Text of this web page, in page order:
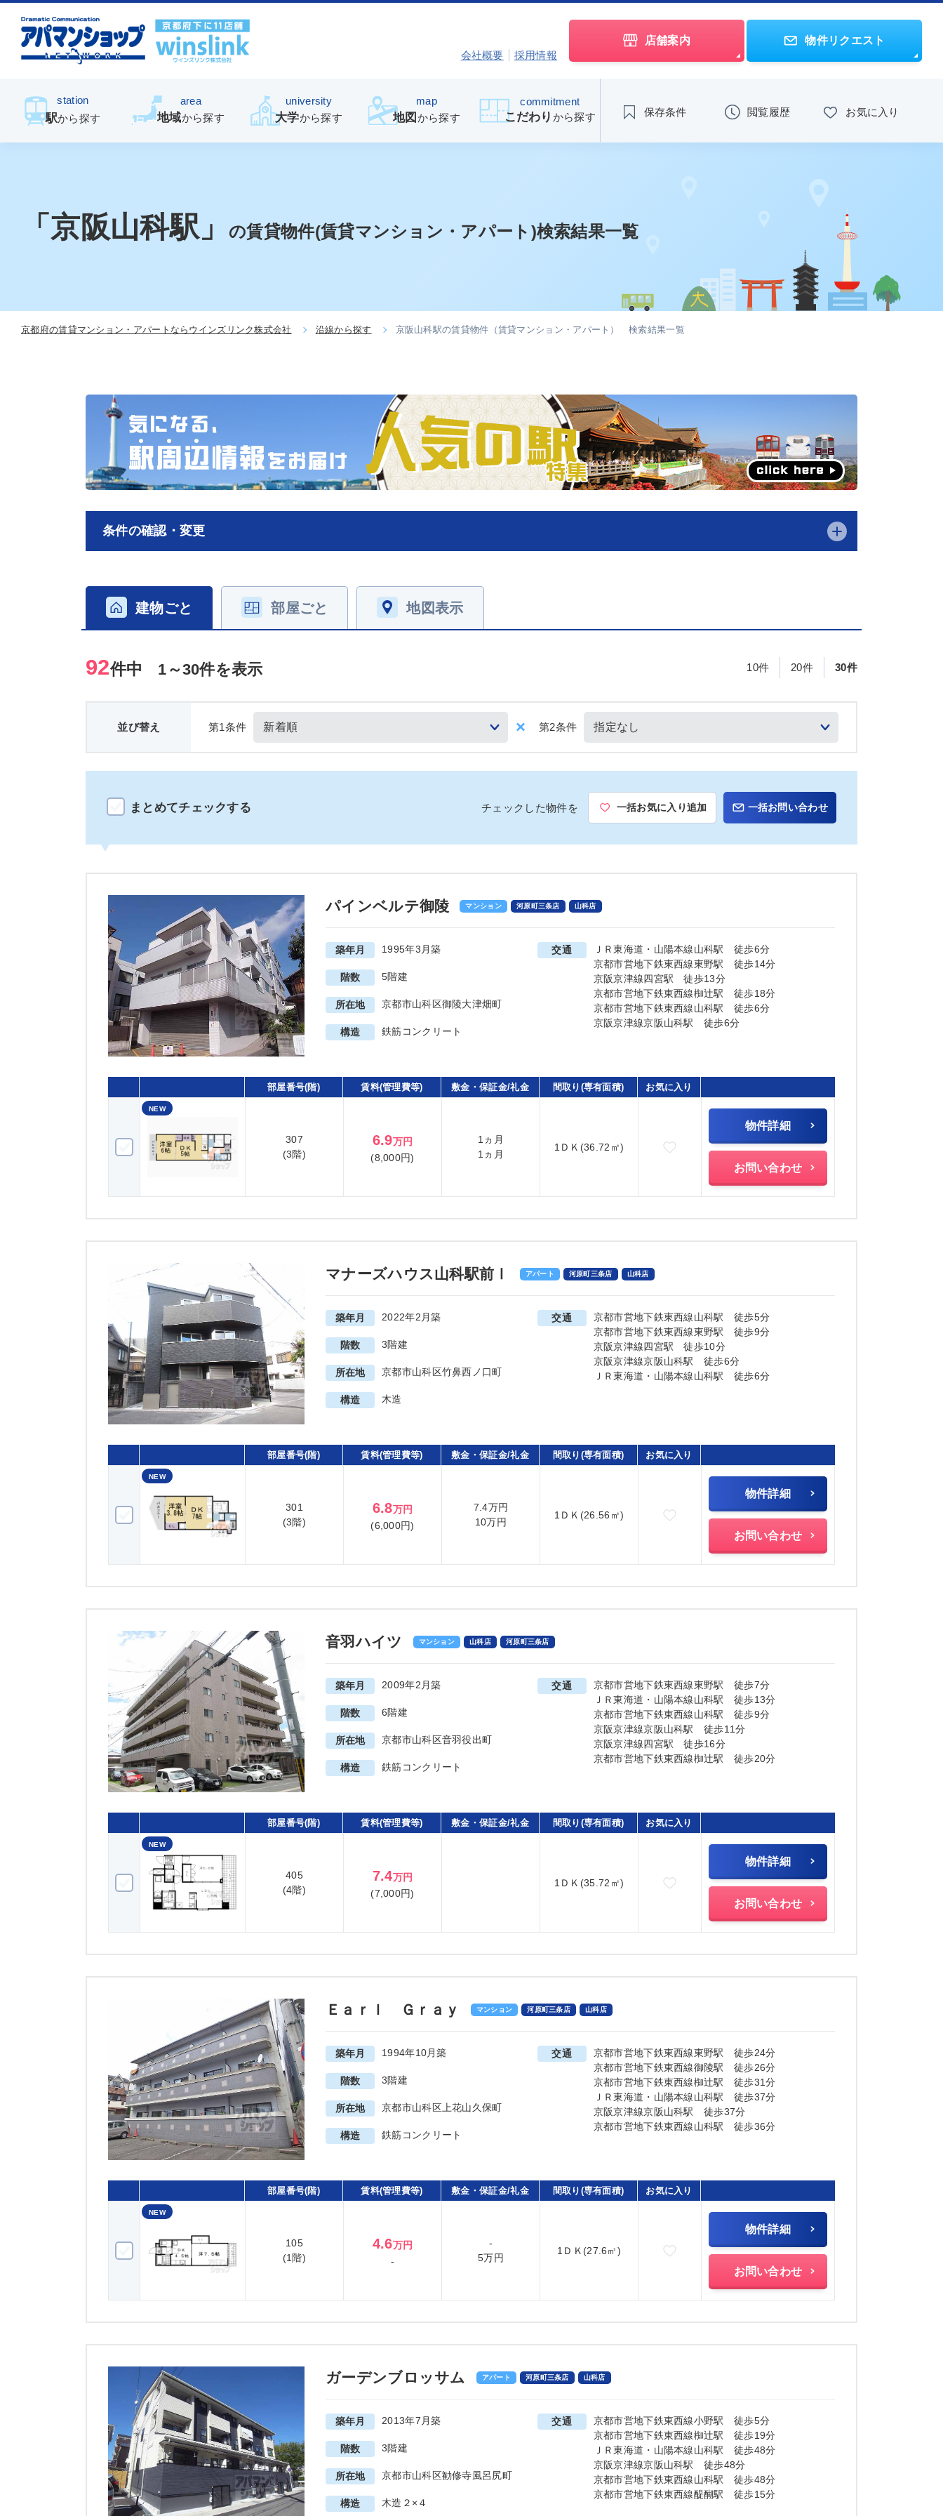
会社概要 採用情報
店舗案内 物件リクエスト
station
駅から探す
area
地域から探す
university
大学から探す
map
地図 から探す
commitment
こだわり から探す 保存条件 閲覧履歴 お気に入り
「京阪山科駅」 の賃貸物件(賃貸マンション・アパート)検索結果一覧
京都府の賃貸マンション・アパートならウインズリンク株式会社 沿線から探す 京阪山科駅の賃貸物件（賃貸マンション・アパート） 検索結果一覧
条件の確認・変更
建物ごと 部屋ごと 地図表示
並び替え 第1条件 第2条件
92件中 1～30件を表示 10件 20件 30件
まとめてチェックする チェックした物件を 一括お気に入り追加 一括お問い合わせ
マンション 河原町三条店 山科店
パインベルテ御陵
築年月 1995年3月築
階数 5階建
所在地 京都市山科区御陵大津畑町
構造 鉄筋コンクリート
交通
ＪＲ東海道・山陽本線山科駅 徒歩6分
京都市営地下鉄東西線東野駅 徒歩14分
京阪京津線四宮駅 徒歩13分
京都市営地下鉄東西線椥辻駅 徒歩18分
京都市営地下鉄東西線山科駅 徒歩6分
京阪京津線京阪山科駅 徒歩6分
部屋番号(階) 賃料(管理費等) 敷金・保証金/礼金 間取り(専有面積) お気に入り
307(3階)
NEW
307
(3階)
6.9万円
(8,000円)
1ヵ月
1ヵ月
1ＤＫ(36.72㎡) お気に入りに追加
物件詳細
お問い合わせ
アパート 河原町三条店 山科店
マナーズハウス山科駅前Ⅰ
築年月 2022年2月築
階数 3階建
所在地 京都市山科区竹鼻西ノ口町
構造 木造
交通
京都市営地下鉄東西線山科駅 徒歩5分
京都市営地下鉄東西線東野駅 徒歩9分
京阪京津線四宮駅 徒歩10分
京阪京津線京阪山科駅 徒歩6分
ＪＲ東海道・山陽本線山科駅 徒歩6分
部屋番号(階) 賃料(管理費等) 敷金・保証金/礼金 間取り(専有面積) お気に入り
301(3階)
NEW
301
(3階)
6.8万円
(6,000円)
7.4万円
10万円
1ＤＫ(26.56㎡) お気に入りに追加
物件詳細
お問い合わせ
マンション 山科店 河原町三条店
音羽ハイツ
築年月 2009年2月築
階数 6階建
所在地 京都市山科区音羽役出町
構造 鉄筋コンクリート
交通
京都市営地下鉄東西線東野駅 徒歩7分
ＪＲ東海道・山陽本線山科駅 徒歩13分
京都市営地下鉄東西線山科駅 徒歩9分
京阪京津線京阪山科駅 徒歩11分
京阪京津線四宮駅 徒歩16分
京都市営地下鉄東西線椥辻駅 徒歩20分
部屋番号(階) 賃料(管理費等) 敷金・保証金/礼金 間取り(専有面積) お気に入り
405(4階)
NEW
405
(4階)
7.4万円
(7,000円)
1ＤＫ(35.72㎡) お気に入りに追加
物件詳細
お問い合わせ
マンション 河原町三条店 山科店
Ｅａｒｌ Ｇｒａｙ
築年月 1994年10月築
階数 3階建
所在地 京都市山科区上花山久保町
構造 鉄筋コンクリート
交通
京都市営地下鉄東西線東野駅 徒歩24分
京都市営地下鉄東西線御陵駅 徒歩26分
京都市営地下鉄東西線椥辻駅 徒歩31分
ＪＲ東海道・山陽本線山科駅 徒歩37分
京阪京津線京阪山科駅 徒歩37分
京都市営地下鉄東西線山科駅 徒歩36分
部屋番号(階) 賃料(管理費等) 敷金・保証金/礼金 間取り(専有面積) お気に入り
105(1階)
NEW
105
(1階)
4.6万円
-
-
5万円
1ＤＫ(27.6㎡) お気に入りに追加
物件詳細
お問い合わせ
アパート 河原町三条店 山科店
ガーデンブロッサム
築年月 2013年7月築
階数 3階建
所在地 京都市山科区勧修寺風呂尻町
構造 木造２×４
交通
京都市営地下鉄東西線小野駅 徒歩5分
京都市営地下鉄東西線椥辻駅 徒歩19分
ＪＲ東海道・山陽本線山科駅 徒歩48分
京阪京津線京阪山科駅 徒歩48分
京都市営地下鉄東西線山科駅 徒歩48分
京都市営地下鉄東西線醍醐駅 徒歩15分